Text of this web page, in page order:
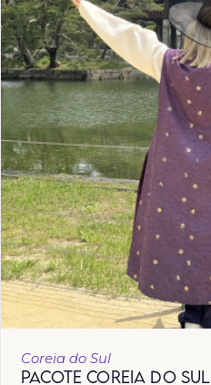
Coreia do Sul
PACOTE COREIA DO SUL